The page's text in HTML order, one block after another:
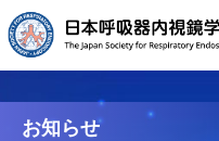
お知らせ